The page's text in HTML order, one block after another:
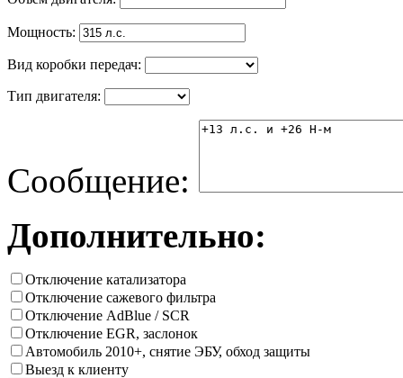
Мощность:
Вид коробки передач:
Тип двигателя:
Сообщение:
Дополнительно:
Отключение катализатора
Отключение сажевого фильтра
Отключение AdBlue / SCR
Отключение EGR, заслонок
Автомобиль 2010+, снятие ЭБУ, обход защиты
Выезд к клиенту